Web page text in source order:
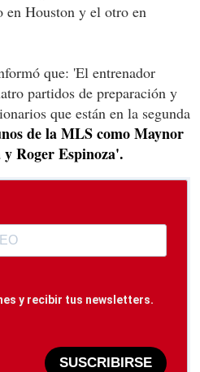
en Houston y el otro en
que: 'El entrenador
partidos de preparación y
que están en la segunda
de la MLS como Maynor
Roger Espinoza'.
y recibir tus newsletters.
SUSCRIBIRSE